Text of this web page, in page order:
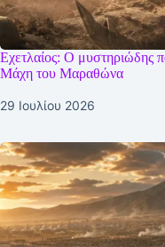
Εχετλαίος: Ο μυστηριώδης
Μάχη του Μαραθώνα
29 Ιουλίου 2026